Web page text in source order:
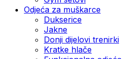
Odjeća za muškarce
Dukserice
Jakne
Donji dijelovi trenirki
Kratke hlače